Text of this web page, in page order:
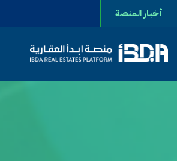
أخبار المنصة